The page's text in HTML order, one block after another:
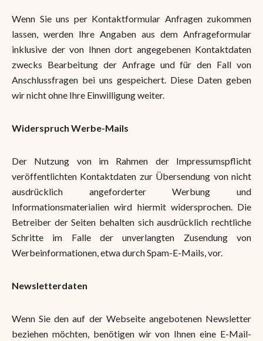
Wenn Sie uns per Kontaktformular Anfragen zukommen
lassen, werden Ihre Angaben aus dem Anfrageformular
inklusive der von Ihnen dort angegebenen Kontaktdaten
zwecks Bearbeitung der Anfrage und für den Fall von
Anschlussfragen bei uns gespeichert. Diese Daten geben
wir nicht ohne Ihre Einwilligung weiter.
Widerspruch Werbe-Mails
Der Nutzung von im Rahmen der Impressumspflicht
veröffentlichten Kontaktdaten zur Übersendung von nicht
ausdrücklich angeforderter Werbung und
Informationsmaterialien wird hiermit widersprochen. Die
Betreiber der Seiten behalten sich ausdrücklich rechtliche
Schritte im Falle der unverlangten Zusendung von
Werbeinformationen, etwa durch Spam-E-Mails, vor.
Newsletterdaten
Wenn Sie den auf der Webseite angebotenen Newsletter
beziehen möchten, benötigen wir von Ihnen eine E-Mail-